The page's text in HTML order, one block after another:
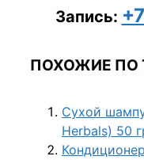
Запись:
ПОХОЖИЕ ПО
Сухой
Herbals) 50